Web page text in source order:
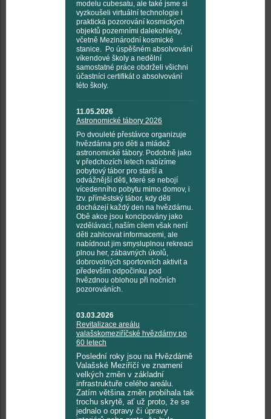
modelu cubesatu, ale také jsme si
vyzkoušeli virtuální technologie i
praktická pozorování kosmických
objektů pozemními dalekohledy,
včetně Mezinárodní kosmické
stanice. Po úspěšném absolvování
víkendové školy a nedělní
samostatné práce obdrželi všichni
účastníci certifikát o absolvování
této školy.
11.05.2026
Astronomické tábory 2026
Po dvouleté přestávce organizuje
hvězdárna pro děti a mládež
astronomické tábory. Podobně jako
v předchozích letech nabízíme
pobytový tábor pro starší a
odvážnější děti, které se nebojí
vícedenního pobytu mimo domov, i
tzv. příměstský tábor, kdy děti
docházejí každý den na hvězdárnu.
Obě akce jsou koncipovány jako
vzdělávací, naším cílem však není
děti zahlcovat informacemi, ale
nabídnout jim smysluplnou rekreaci
plnou her, zábavných úkolů,
dobrovolných sportovních aktivit a
především odpočinku pod
hvězdnou oblohou při nočních
pozorováních.
03.03.2026
Revitalizace areálu
valašskomeziříčské hvězdárny po
60 letech
Poslední roky jsou na Hvězdárně
Valašské Meziříčí ve znamení
velkých změn v základní
infrastruktuře celého areálu.
Zatím většina změn probíhala tak
trochu skrytě, ať už proto, že se
jednalo o opravy či úpravy